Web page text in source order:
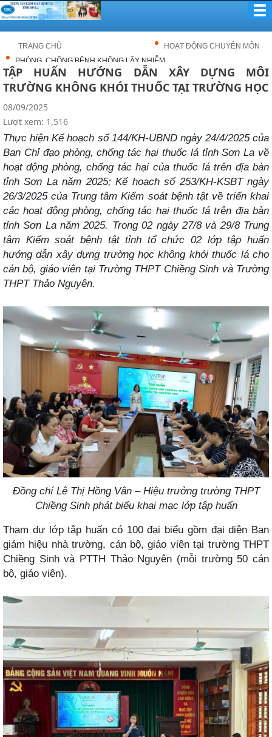
TRANG CHỦ
HOẠT ĐỘNG CHUYÊN MÔN
PHÒNG, CHỐNG BỆNH KHÔNG LÂY NHIỄM
TẬP HUẤN HƯỚNG DẪN XÂY DỰNG MÔI
TRƯỜNG KHÔNG KHÓI THUỐC TẠI TRƯỜNG HỌC
08/09/2025
Lượt xem: 1,516
Thực hiện Kế hoạch số 144/KH-UBND ngày 24/4/2025 của
Ban Chỉ đạo phòng, chống tác hại thuốc lá tỉnh Sơn La về
hoạt động phòng, chống tác hại của thuốc lá trên địa bàn
tỉnh Sơn La năm 2025; Kế hoạch số 253/KH-KSBT ngày
26/3/2025 của Trung tâm Kiểm soát bệnh tật về triển khai
các hoạt động phòng, chống tác hại thuốc lá trên địa bàn
tỉnh Sơn La năm 2025. Trong 02 ngày 27/8 và 29/8 Trung
tâm Kiểm soát bệnh tật tỉnh tổ chức 02 lớp tập huấn
hướng dẫn xây dựng trường học không khói thuốc lá cho
cán bộ, giáo viên tại Trường THPT Chiềng Sinh và Trường
THPT Thảo Nguyên.
Đồng chí Lê Thị Hồng Vân – Hiệu trưởng trường THPT
Chiềng Sinh phát biểu khai mạc lớp tập huấn
Tham dự lớp tập huấn có 100 đại biểu gồm đại diện Ban
giám hiệu nhà trường, cán bộ, giáo viên tại trường THPT
Chiềng Sinh và PTTH Thảo Nguyên (mỗi trường 50 cán
bộ, giáo viên).